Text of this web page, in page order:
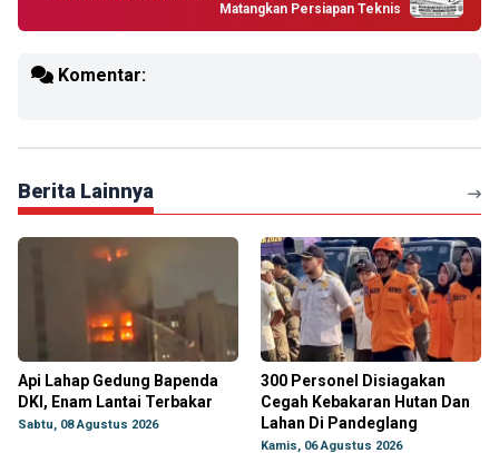
Matangkan Persiapan Teknis
Komentar:
Berita Lainnya
Api Lahap Gedung Bapenda
DKI, Enam Lantai Terbakar
Sabtu, 08 Agustus 2026
300 Personel Disiagakan
Cegah Kebakaran Hutan Dan
Lahan Di Pandeglang
Kamis, 06 Agustus 2026